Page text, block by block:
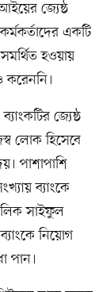
জ্যেষ্ঠ
একটি
হওয়ায়
জ্যেষ্ঠ
লোক হিসেবে
পাশাপাশি
ব্যাংকে
সাইফুল
নিয়োগ
পান।